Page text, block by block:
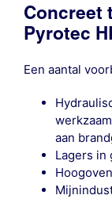
Concreet
Pyrotec
Een aantal
aan
Lagers in